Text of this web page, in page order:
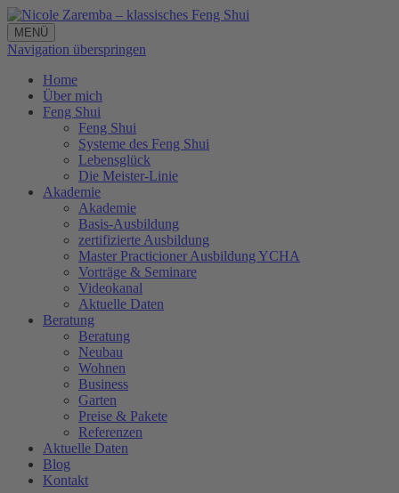
MENÜ
Navigation überspringen
Home
Über mich
Feng Shui
Feng Shui
Systeme des Feng Shui
Lebensglück
Die Meister-Linie
Akademie
Akademie
Basis-Ausbildung
zertifizierte Ausbildung
Master Practicioner Ausbildung YCHA
Vorträge & Seminare
Videokanal
Aktuelle Daten
Beratung
Beratung
Neubau
Wohnen
Business
Garten
Preise & Pakete
Referenzen
Aktuelle Daten
Blog
Kontakt